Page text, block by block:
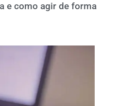
e como agir de forma